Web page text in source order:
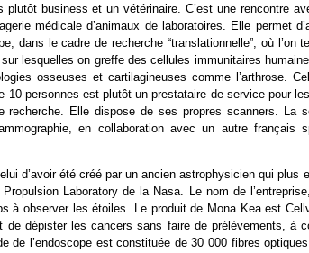
business et un vétérinaire. C’est une rencontre
médicale d’animaux de laboratoires. Elle permet
dans le cadre de recherche “translationnelle”, où l’on
lesquelles on greffe des cellules immunitaires
osseuses et cartilagineuses comme l’arthrose.
personnes est plutôt un prestataire de service pour
recherche. Elle dispose de ses propres scanners. La
en collaboration avec un autre français
d’avoir été créé par un ancien astrophysicien qui plus
Laboratory de la Nasa. Le nom de
à observer les étoiles. Le produit de Mona Kea est
dépister les cancers sans faire de prélèvements, à
l’endoscope est constituée de 30 000 fibres